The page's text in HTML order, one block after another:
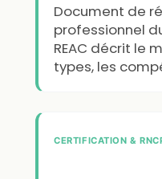
Document de
professionnel
REAC décrit le
types, les
CERTIFICATION &